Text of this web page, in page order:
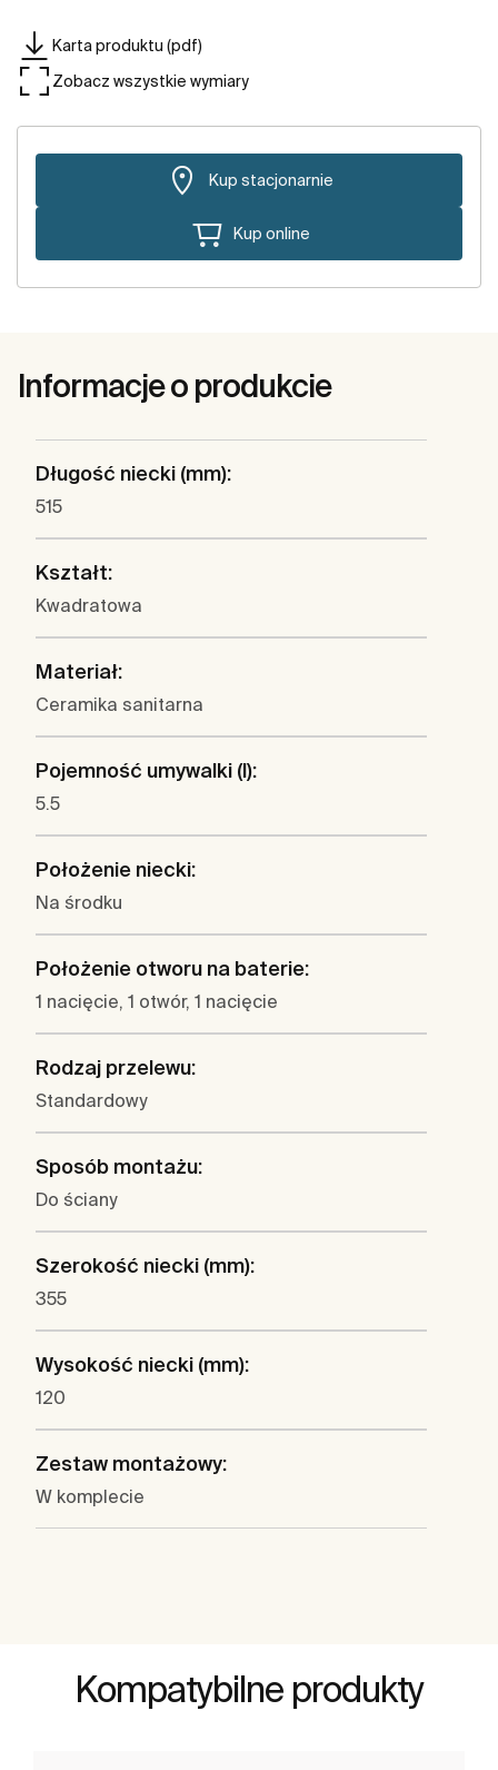
Karta produktu (pdf)
Zobacz wszystkie wymiary
Kup stacjonarnie
Kup online
Informacje o produkcie
Długość niecki (mm):
515
Kształt:
Kwadratowa
Materiał:
Ceramika sanitarna
Pojemność umywalki (l):
5.5
Położenie niecki:
Na środku
Położenie otworu na baterie:
1 nacięcie, 1 otwór, 1 nacięcie
Rodzaj przelewu:
Standardowy
Sposób montażu:
Do ściany
Szerokość niecki (mm):
355
Wysokość niecki (mm):
120
Zestaw montażowy:
W komplecie
Kompatybilne produkty